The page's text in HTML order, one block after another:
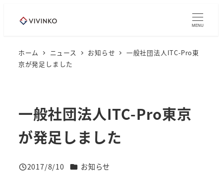
MENU
ホーム ニュース お知らせ
一般社団法人ITC-Pro東
京が発足しました
一般社団法人ITC-Pro東京
が発足しました
2017/8/10 ニュースカテゴリー
お知らせ